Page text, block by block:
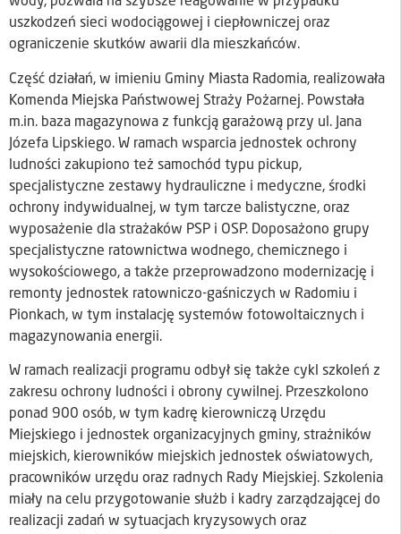
uszkodzeń sieci wodociągowej i ciepłowniczej oraz
ograniczenie skutków awarii dla mieszkańców.
Część działań, w imieniu Gminy Miasta Radomia, realizowała
Komenda Miejska Państwowej Straży Pożarnej. Powstała
m.in. baza magazynowa z funkcją garażową przy ul. Jana
Józefa Lipskiego. W ramach wsparcia jednostek ochrony
ludności zakupiono też samochód typu pickup,
specjalistyczne zestawy hydrauliczne i medyczne, środki
ochrony indywidualnej, w tym tarcze balistyczne, oraz
wyposażenie dla strażaków PSP i OSP. Doposażono grupy
specjalistyczne ratownictwa wodnego, chemicznego i
wysokościowego, a także przeprowadzono modernizację i
remonty jednostek ratowniczo-gaśniczych w Radomiu i
Pionkach, w tym instalację systemów fotowoltaicznych i
magazynowania energii.
W ramach realizacji programu odbył się także cykl szkoleń z
zakresu ochrony ludności i obrony cywilnej. Przeszkolono
ponad 900 osób, w tym kadrę kierowniczą Urzędu
Miejskiego i jednostek organizacyjnych gminy, strażników
miejskich, kierowników miejskich jednostek oświatowych,
pracowników urzędu oraz radnych Rady Miejskiej. Szkolenia
miały na celu przygotowanie służb i kadry zarządzającej do
realizacji zadań w sytuacjach kryzysowych oraz